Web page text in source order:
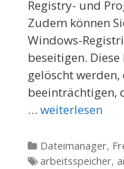
Registry- und
Zudem können
Windows-
beseitigen.
gelöscht
beeinträchtigen,
… weiterlesen
Kategorien
Dateimanager,
Tags
arbeitsspeicher,